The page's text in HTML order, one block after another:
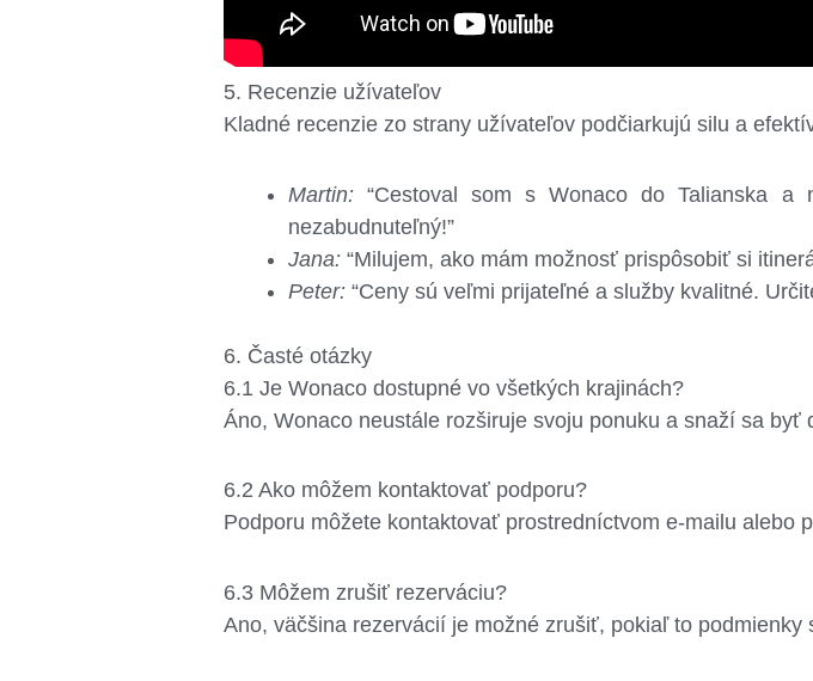
5. Recenzie užívateľov
Kladné recenzie zo strany užívateľov podčiarkujú silu a
Martin: “Cestoval som s Wonaco do Talianska a
nezabudnuteľný!”
Jana: “Milujem, ako mám možnosť prispôsobiť si
Peter: “Ceny sú veľmi prijateľné a služby kvalitné.
6. Časté otázky
6.1 Je Wonaco dostupné vo všetkých krajinách?
Áno, Wonaco neustále rozširuje svoju ponuku a snaží sa
6.2 Ako môžem kontaktovať podporu?
Podporu môžete kontaktovať prostredníctvom e-mailu alebo
6.3 Môžem zrušiť rezerváciu?
Ano, väčšina rezervácií je možné zrušiť, pokiaľ to podmienky